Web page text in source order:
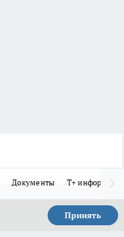
Документы Т+
Принять